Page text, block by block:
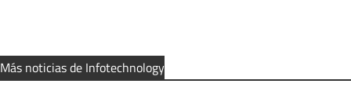
Más noticias de Infotechnology